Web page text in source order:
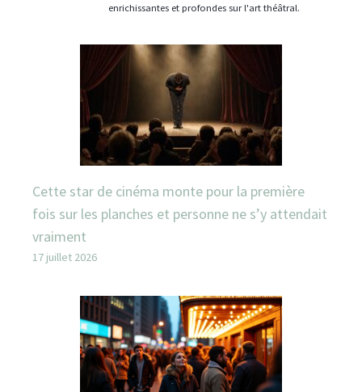
enrichissantes et profondes sur l'art théâtral.
Cette star de cinéma monte pour la première
fois sur les planches et personne ne s’y attendait
vraiment
17 juillet 2026